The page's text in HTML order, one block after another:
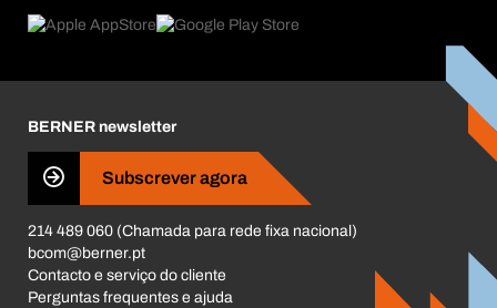
Guia de Produtos
O que nos move
Business Conduct
BERNER newsletter
Subscrever agora
214 489 060 (Chamada para rede fixa nacional)
bcom@berner.pt
Contacto e serviço do cliente
Perguntas frequentes e ajuda